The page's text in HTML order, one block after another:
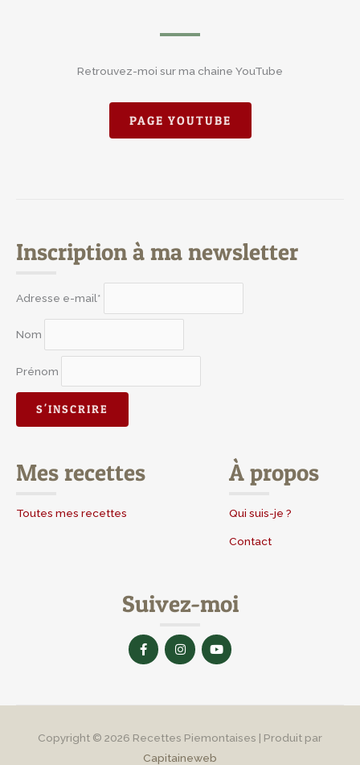
Retrouvez-moi sur ma chaine YouTube
PAGE YOUTUBE
Inscription à ma newsletter
Adresse e-mail*
Nom
Prénom
Mes recettes
Toutes mes recettes
À propos
Qui suis-je ?
Contact
Suivez-moi
F
a
c
-
I
n
s
m
Y
o
u
Copyright © 2026 Recettes Piemontaises | Produit par
Capitaineweb